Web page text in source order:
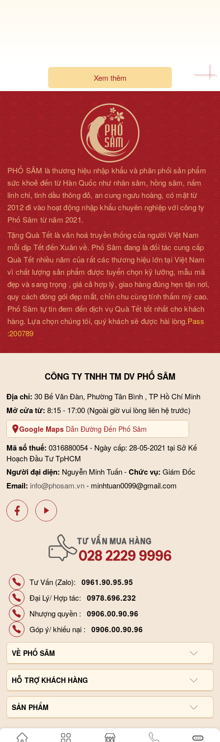
Xem thêm
PHỐ SÂM là thương hiệu nhập khẩu và phân phối sản phẩm
sức khoẻ đến từ Hàn Quốc như nhân sâm, hồng sâm, nấm
linh chi, tinh dầu thông đỏ, an cung ngưu hoàng, có mặt từ
2012 đi vào hoạt động nhập khẩu chuyên nghiệp với công ty
Phố Sâm từ năm 2021.
Tặng Quà Tết là văn hoá truyền thống của người Việt Nam
mỗi dịp Tết đến Xuân về. Phố Sâm đang là đối tác cung cấp
Quà Tết nhiều năm của rất các thương hiệu lớn tại Việt Nam
vì chất lượng sản phẩm được tuyển chọn kỹ lưỡng, mẫu mã
đẹp và sang trọng , giá cả hợp lý, giao hàng đúng hẹn tận nơi,
quy cách đóng gói đẹp mắt, chỉn chu cùng tính thẩm mỹ cao.
Phố Sâm tự tin đem đến dịch vụ Quà Tết tốt nhất cho khách
hàng. Lựa chọn chúng tôi, quý khách sẽ được hài lòng.Pass
:200789
CÔNG TY TNHH TM DV PHỐ SÂM
Địa chỉ: 30 Bế Văn Đàn, Phường Tân Bình , TP Hồ Chí Minh
Mở cửa từ:8:15 - 17:00 (Ngoài giờ vui lòng liên hệ trước)
Google Maps Dẫn Đường Đến Phố Sâm
Mã số thuế: 0316880054 - Ngày cấp: 28-05-2021 tại Sở Kế
Hoạch Đầu Tư TpHCM
Người đại diện: Nguyễn Minh Tuấn -Chức vụ: Giám Đốc
Email: info@phosam.vn- minhtuan0099@gmail.com
Tư Vấn (Zalo):0961.90.95.95
Đại Lý/ Hợp tác:0978.696.232
Nhượng quyền :0906.00.90.96
Góp ý/ khiếu nại :0906.00.90.96
VỀ PHỐ SÂM
Giới thiệu công ty
Hợp tác đại lý
Liên hệ, góp ý
HỖ TRỢ KHÁCH HÀNG
Chính sách và quy định
Hình thức thanh toán
Tra cứu đơn hàng
SẢN PHẨM
Nước Hồng Sâm